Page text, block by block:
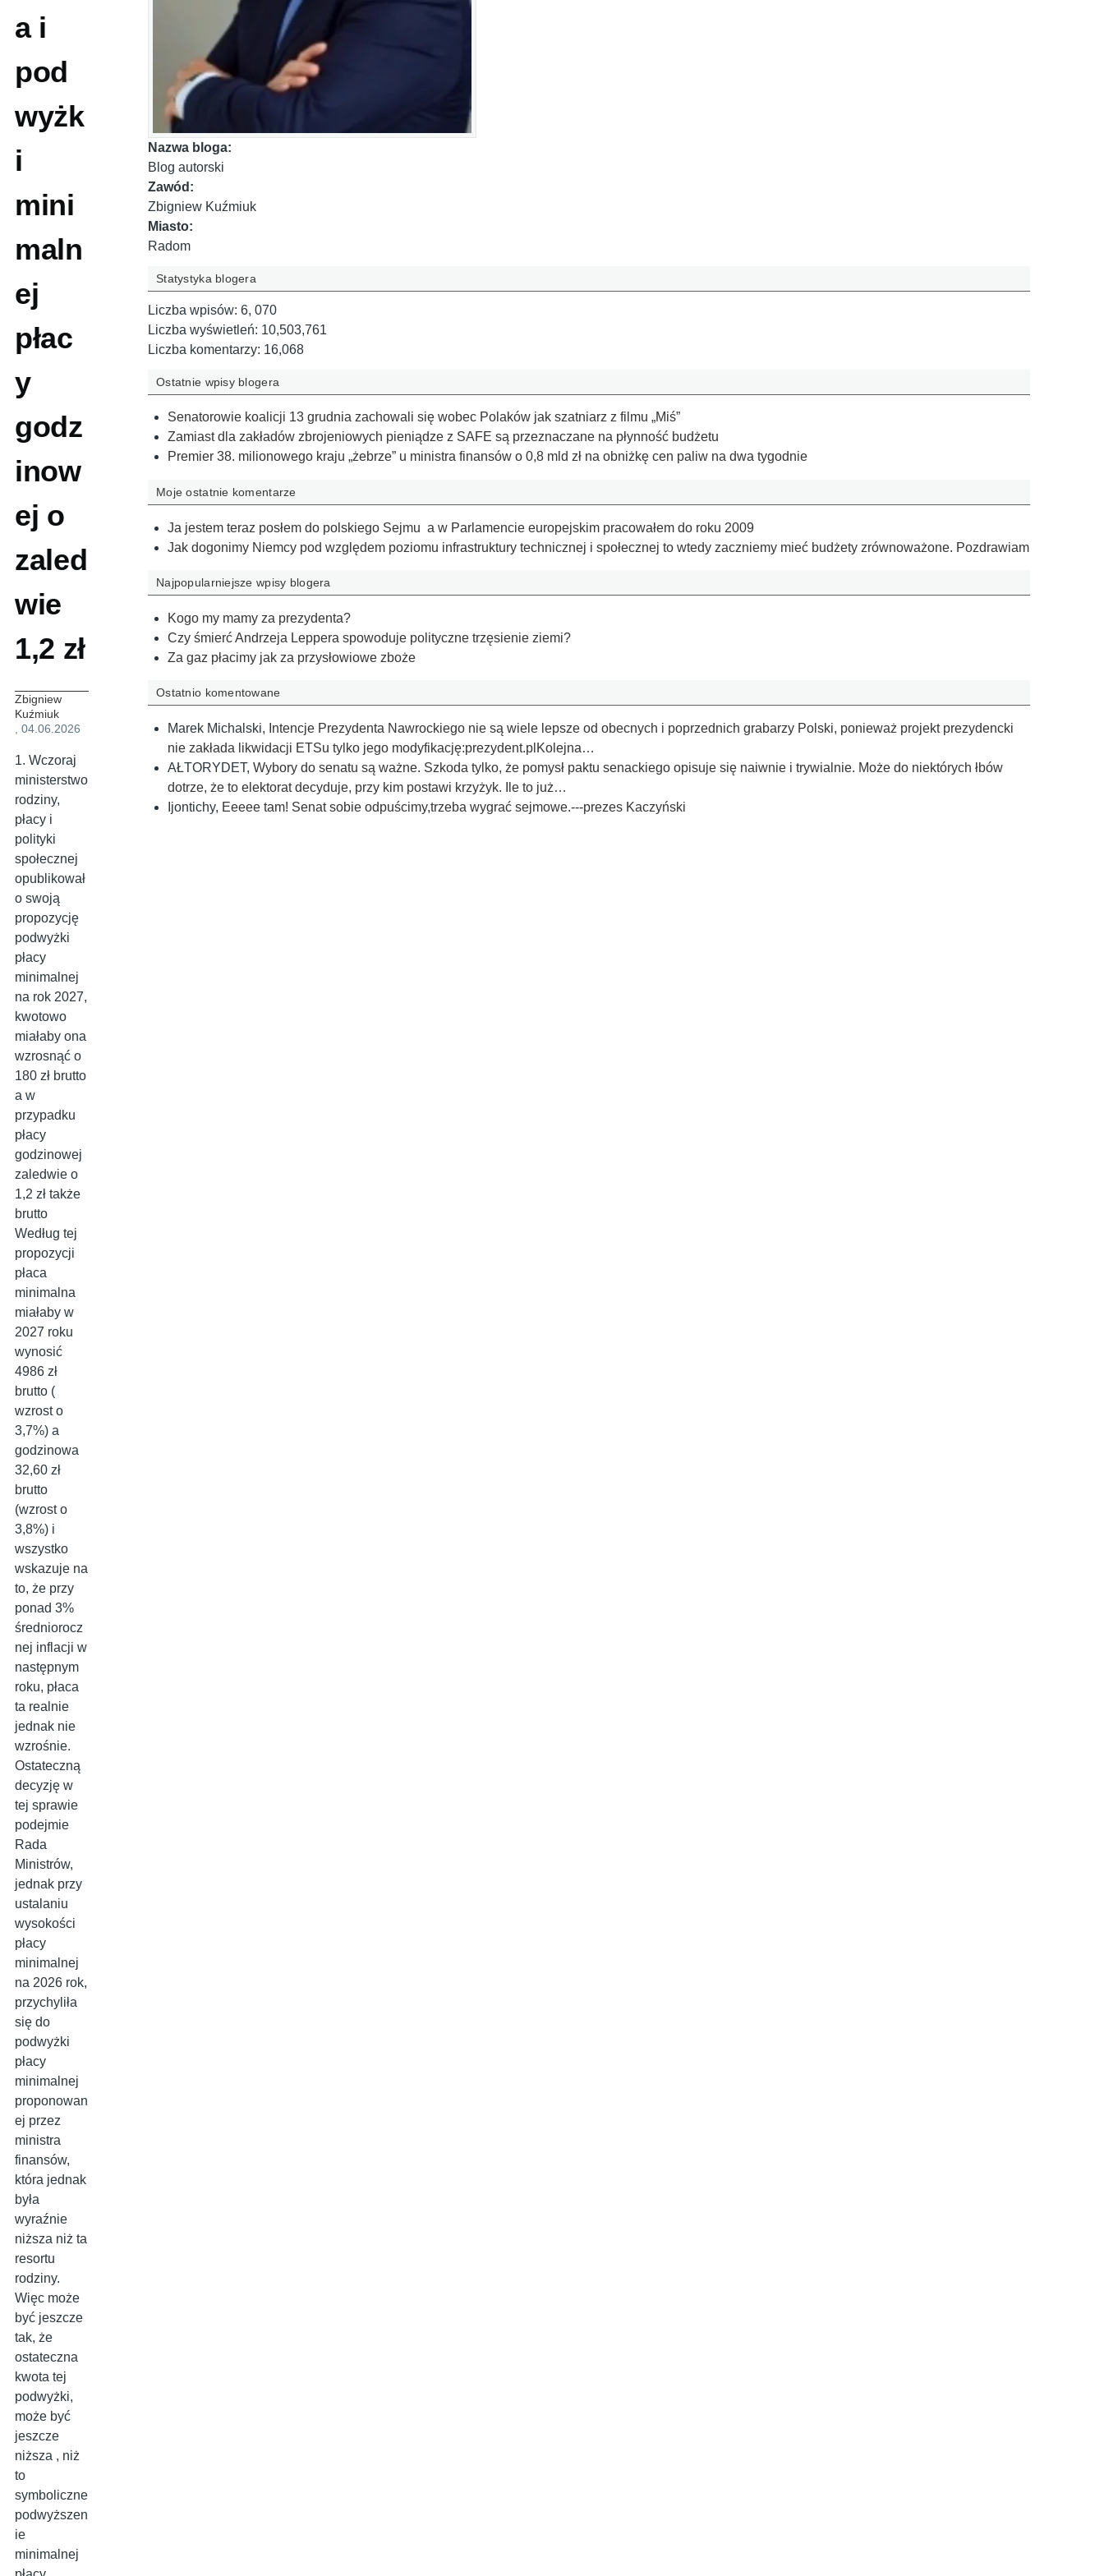
a i
pod
wyżk
i
mini
maln
ej
płac
y
godz
inow
ej o
zaled
wie
1,2 zł
Zbigniew
Kuźmiuk
, 04.06.2026
1. Wczoraj
ministerstwo
rodziny,
płacy i
polityki
społecznej
opublikował
o swoją
propozycję
podwyżki
płacy
minimalnej
na rok 2027,
kwotowo
miałaby ona
wzrosnąć o
180 zł brutto
a w
przypadku
płacy
godzinowej
zaledwie o
1,2 zł także
brutto
Według tej
propozycji
płaca
minimalna
miałaby w
2027 roku
wynosić
4986 zł
brutto (
wzrost o
3,7%) a
godzinowa
32,60 zł
brutto
(wzrost o
3,8%) i
wszystko
wskazuje na
to, że przy
ponad 3%
średniorocz
nej inflacji w
następnym
roku, płaca
ta realnie
jednak nie
wzrośnie.
Ostateczną
decyzję w
tej sprawie
podejmie
Rada
Ministrów,
jednak przy
ustalaniu
wysokości
płacy
minimalnej
na 2026 rok,
przychyliła
się do
podwyżki
płacy
minimalnej
proponowan
ej przez
ministra
finansów,
która jednak
była
wyraźnie
niższa niż ta
resortu
rodziny.
Więc może
być jeszcze
tak, że
ostateczna
kwota tej
podwyżki,
może być
jeszcze
niższa , niż
to
symboliczne
podwyższen
ie
minimalnej
Nazwa bloga:
Blog autorski
Zawód:
Zbigniew Kuźmiuk
Miasto:
Radom
Statystyka blogera
Liczba wpisów: 6, 070
Liczba wyświetleń: 10,503,761
Liczba komentarzy: 16,068
Ostatnie wpisy blogera
Senatorowie koalicji 13 grudnia zachowali się wobec Polaków jak szatniarz z filmu „Miś”
Zamiast dla zakładów zbrojeniowych pieniądze z SAFE są przeznaczane na płynność budżetu
Premier 38. milionowego kraju „żebrze” u ministra finansów o 0,8 mld zł na obniżkę cen paliw na dwa tygodnie
Moje ostatnie komentarze
Ja jestem teraz posłem do polskiego Sejmu a w Parlamencie europejskim pracowałem do roku 2009
Jak dogonimy Niemcy pod względem poziomu infrastruktury technicznej i społecznej to wtedy zaczniemy mieć budżety zrównoważone. Pozdrawiam
Najpopularniejsze wpisy blogera
Kogo my mamy za prezydenta?
Czy śmierć Andrzeja Leppera spowoduje polityczne trzęsienie ziemi?
Za gaz płacimy jak za przysłowiowe zboże
Ostatnio komentowane
Marek Michalski, Intencje Prezydenta Nawrockiego nie są wiele lepsze od obecnych i poprzednich grabarzy Polski, ponieważ projekt prezydencki
nie zakłada likwidacji ETSu tylko jego modyfikację:prezydent.plKolejna…
AŁTORYDET, Wybory do senatu są ważne. Szkoda tylko, że pomysł paktu senackiego opisuje się naiwnie i trywialnie. Może do niektórych łbów
dotrze, że to elektorat decyduje, przy kim postawi krzyżyk. Ile to już…
Ijontichy, Eeeee tam! Senat sobie odpuścimy,trzeba wygrać sejmowe.---prezes Kaczyński